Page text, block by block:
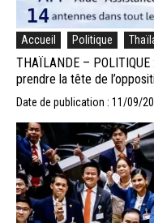
Accueil Politique
THAÏLANDE –
prendre la tête de
Date de publication : 11/09/